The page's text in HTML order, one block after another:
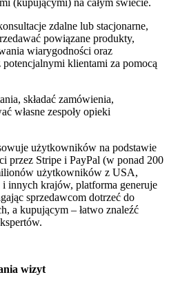
(kupującymi) na całym świecie.
zdalne lub stacjonarne,
powiązane produkty,
wiarygodności oraz
klientami za pomocą
składać zamówienia,
własne zespoły opieki
użytkowników na podstawie
przez Stripe i PayPal (w ponad 200
użytkowników z USA,
innych krajów, platforma generuje
sprzedawcom dotrzeć do
a kupującym – łatwo znaleźć
wizyt